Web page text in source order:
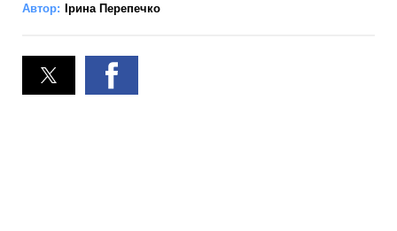
Автор: Ірина Перепечко